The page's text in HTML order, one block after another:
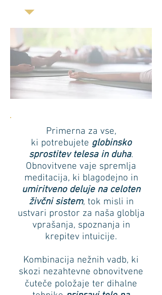
Primerna za vse,
ki potrebujete globinsko
sprostitev telesa in duha.
Obnovitvene vaje spremlja
meditacija, ki blagodejno in
umiritveno deluje na celoten
živčni sistem, tok misli in
ustvari prostor za naša globlja
vprašanja, spoznanja in
krepitev intuicije.
Kombinacija nežnih vadb, ki
skozi nezahtevne obnovitvene
čuteče položaje ter dihalne